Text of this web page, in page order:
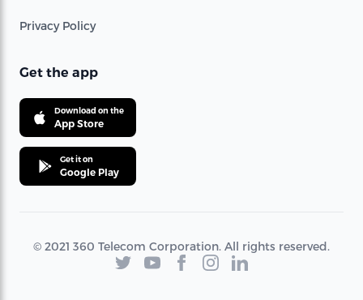
Privacy Policy
Get the app
Download on the
App Store
Get it on
Google Play
© 2021 360 Telecom Corporation. All rights reserved.